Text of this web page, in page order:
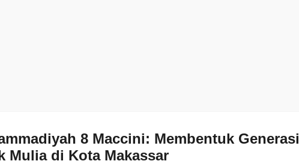
8 Maccini: Membentuk Generasi
Mulia di Kota Makassar